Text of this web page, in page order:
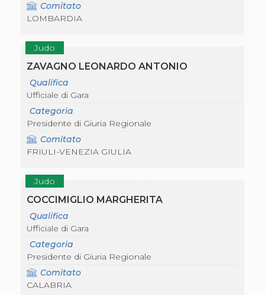
Comitato
LOMBARDIA
Judo
ZAVAGNO LEONARDO ANTONIO
Qualifica
Ufficiale di Gara
Categoria
Presidente di Giuria Regionale
Comitato
FRIULI-VENEZIA GIULIA
Judo
COCCIMIGLIO MARGHERITA
Qualifica
Ufficiale di Gara
Categoria
Presidente di Giuria Regionale
Comitato
CALABRIA